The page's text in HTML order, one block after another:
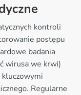
kontroli
postępu
badania
wirusa we krwi)
Regularne